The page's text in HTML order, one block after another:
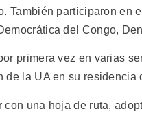
También participaron en
del Congo,
primera vez en varias
de la UA en su residencia
con una hoja de ruta,